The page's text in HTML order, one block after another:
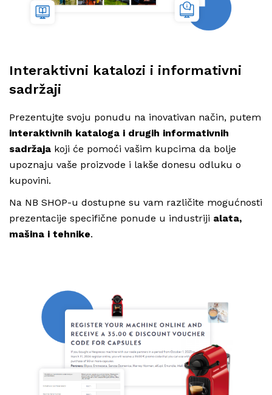
Interaktivni katalozi i informativni
sadržaji
Prezentujte svoju ponudu na inovativan način, putem
interaktivnih kataloga i drugih informativnih
sadržaja koji će pomoći vašim kupcima da bolje
upoznaju vaše proizvode i lakše donesu odluku o
kupovini.
Na NB SHOP-u dostupne su vam različite mogućnosti
prezentacije specifične ponude u industriji alata,
mašina i tehnike.